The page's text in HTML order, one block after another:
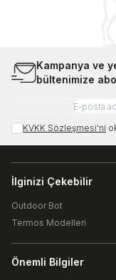
Kampanya ve
bültenimize
KVKK Sözleşmesi'ni
İlginizi Çekebilir
Outdoor Bot
Termos Modelleri
Önemli Bilgiler